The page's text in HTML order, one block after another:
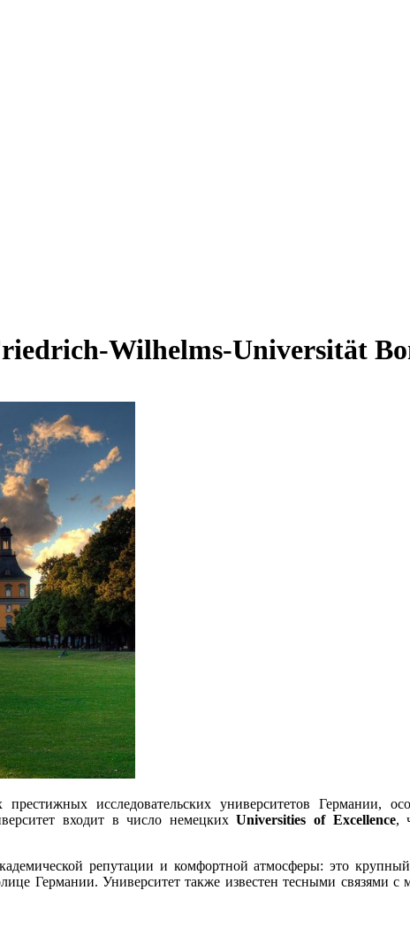
Wilhelms-Universität
исследовательских университетов Германии,
входит в число немецкихUniversities of Excellence,
репутации и комфортной атмосферы: это
Германии. Университет также известен тесными связями с